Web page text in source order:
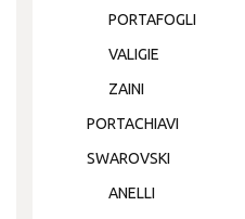
PORTAFOGLI
VALIGIE
ZAINI
PORTACHIAVI
SWAROVSKI
ANELLI